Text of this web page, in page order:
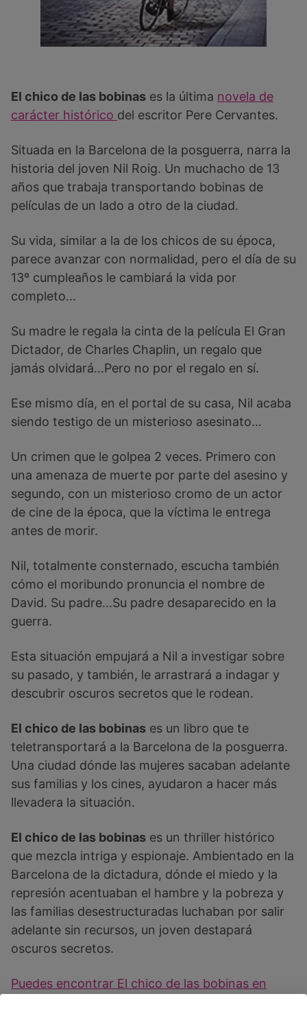
El chico de las bobinas es la última novela de
carácter histórico del escritor Pere Cervantes.
Situada en la Barcelona de la posguerra, narra la
historia del joven Nil Roig. Un muchacho de 13
años que trabaja transportando bobinas de
películas de un lado a otro de la ciudad.
Su vida, similar a la de los chicos de su época,
parece avanzar con normalidad, pero el día de su
13º cumpleaños le cambiará la vida por
completo…
Su madre le regala la cinta de la película El Gran
Dictador, de Charles Chaplin, un regalo que
jamás olvidará…Pero no por el regalo en sí.
Ese mismo día, en el portal de su casa, Nil acaba
siendo testigo de un misterioso asesinato…
Un crimen que le golpea 2 veces. Primero con
una amenaza de muerte por parte del asesino y
segundo, con un misterioso cromo de un actor
de cine de la época, que la víctima le entrega
antes de morir.
Nil, totalmente consternado, escucha también
cómo el moribundo pronuncia el nombre de
David. Su padre…Su padre desaparecido en la
guerra.
Esta situación empujará a Nil a investigar sobre
su pasado, y también, le arrastrará a indagar y
descubrir oscuros secretos que le rodean.
El chico de las bobinas es un libro que te
teletransportará a la Barcelona de la posguerra.
Una ciudad dónde las mujeres sacaban adelante
sus familias y los cines, ayudaron a hacer más
llevadera la situación.
El chico de las bobinas es un thriller histórico
que mezcla intriga y espionaje. Ambientado en la
Barcelona de la dictadura, dónde el miedo y la
represión acentuaban el hambre y la pobreza y
las familias desestructuradas luchaban por salir
adelante sin recursos, un joven destapará
oscuros secretos.
Puedes encontrar El chico de las bobinas en